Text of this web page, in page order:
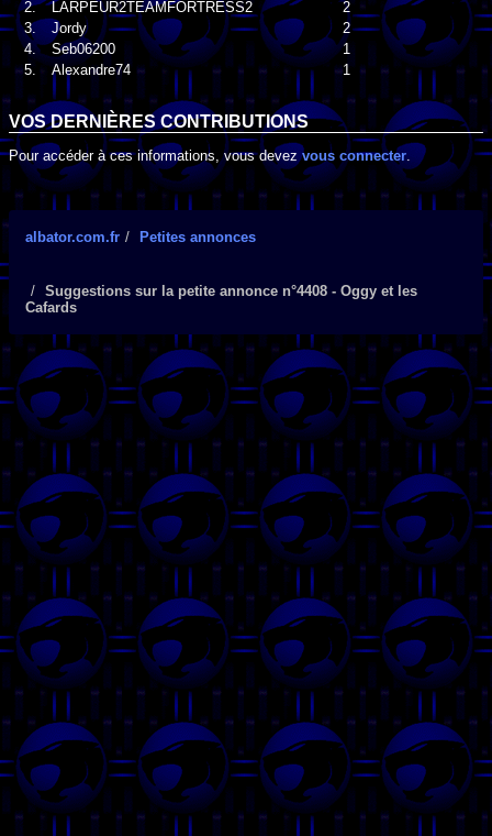
2.
LARPEUR2TEAMFORTRESS2
2
3.
Jordy
2
4.
Seb06200
1
5.
Alexandre74 1
VOS DERNIÈRES CONTRIBUTIONS
Pour accéder à ces informations, vous devezvous connecter.
albator.com.fr Petites annonces
Suggestions sur la petite annonce n°4408 - Oggy et les
Cafards